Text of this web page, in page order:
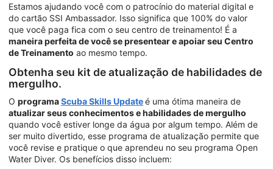
Estamos ajudando você com o patrocínio do material digital e
do cartão SSI Ambassador. Isso significa que 100% do valor
que você paga fica com o seu centro de treinamento! É a
maneira perfeita de você se presentear e apoiar seu Centro
de Treinamento ao mesmo tempo.
Obtenha seu kit de atualização de habilidades de
mergulho.
O programaScuba Skills Updateé uma ótima maneira de
atualizar seus conhecimentos e habilidades de mergulho
quando você estiver longe da água por algum tempo. Além de
ser muito divertido, esse programa de atualização permite que
você revise e pratique o que aprendeu no seu programa Open
Water Diver. Os benefícios disso incluem: